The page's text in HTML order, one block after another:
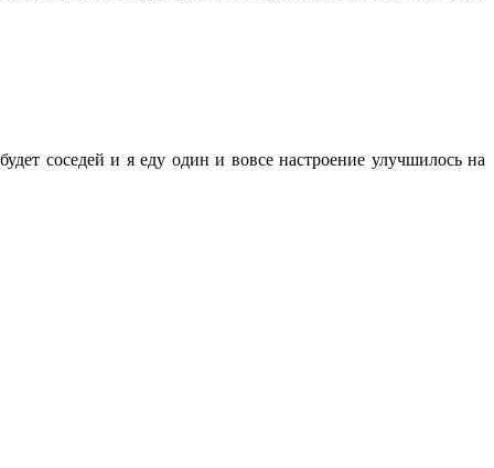
соседей и я еду один и вовсе настроение улучшилось на